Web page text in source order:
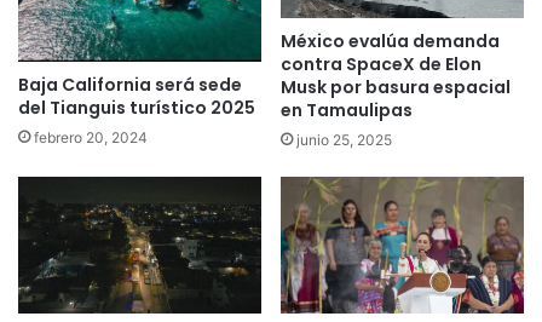
Baja California será sede
del Tianguis turístico 2025
febrero 20, 2024
México evalúa demanda
contra SpaceX de Elon
Musk por basura espacial
en Tamaulipas
junio 25, 2025